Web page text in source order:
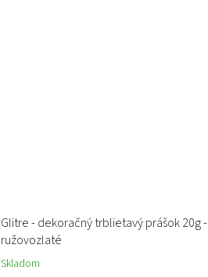
Glitre - dekoračný trblietavý prášok 20g -
ružovozlaté
Skladom